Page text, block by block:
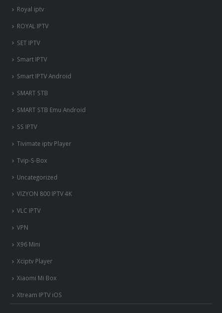
Tvip-S-Box
Uncategorized
VIZYON 800 IPTV 4K
VLC IPTV
VPN
X96 Mini
Xciptv Player
Xiaomi Mi Box
Xtream IPTV iOS
© Copyright 2023. All Rights Reserved.
?Bonjour, comment vous aide?